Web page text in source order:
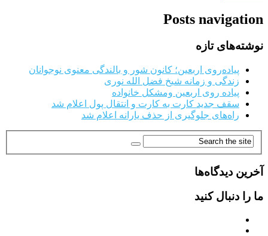
Posts navigation
نوشته‌های تازه
پیاده‌روی اربعین؛ کانون شور و بالندگی معنوی نوجوانان
زندگی و زمانه شیخ فضل الله نوری
پیاده روی اربعین ومشکل خانواده
سقف جدید کارت به کارت و انتقال پول اعلام شد
راه‌های جلوگیری از حذف یارانه اعلام شد
آخرین دیدگاه‌ها
ما را دنبال کنید